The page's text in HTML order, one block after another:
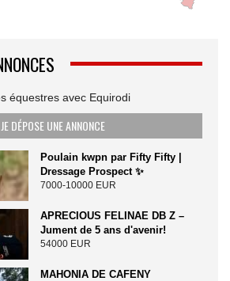
équestres avec Equirodi
JE DÉPOSE UNE ANNONCE
Poulain kwpn par Fifty Fifty |
Dressage Prospect ✨️
7000-10000 EUR
APRECIOUS FELINAE DB Z –
Jument de 5 ans d'avenir!
54000 EUR
MAHONIA DE CAFENY